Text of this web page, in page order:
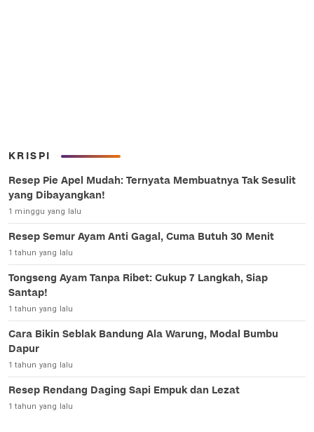
KRISPI
Resep Pie Apel Mudah: Ternyata Membuatnya Tak Sesulit
yang Dibayangkan!
1 minggu yang lalu
Resep Semur Ayam Anti Gagal, Cuma Butuh 30 Menit
1 tahun yang lalu
Tongseng Ayam Tanpa Ribet: Cukup 7 Langkah, Siap
Santap!
1 tahun yang lalu
Cara Bikin Seblak Bandung Ala Warung, Modal Bumbu
Dapur
1 tahun yang lalu
Resep Rendang Daging Sapi Empuk dan Lezat
1 tahun yang lalu